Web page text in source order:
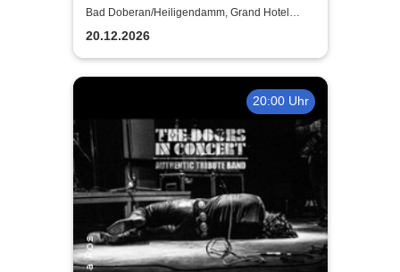
Heiligendamm - Talente der
Young Academy Rostock
Bad Doberan/Heiligendamm, Grand Hotel
Heiligendamm
20.12.2026
20:00 Uhr